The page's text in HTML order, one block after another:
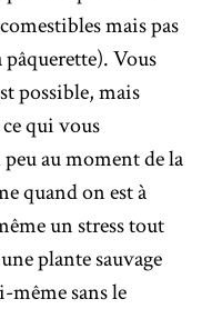
mais pas
Vous
possible, mais
qui vous
au moment de la
quand on est à
un stress tout
plante sauvage
même sans le